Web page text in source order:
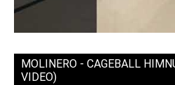
MOLINERO - CAGEBALL
VIDEO)